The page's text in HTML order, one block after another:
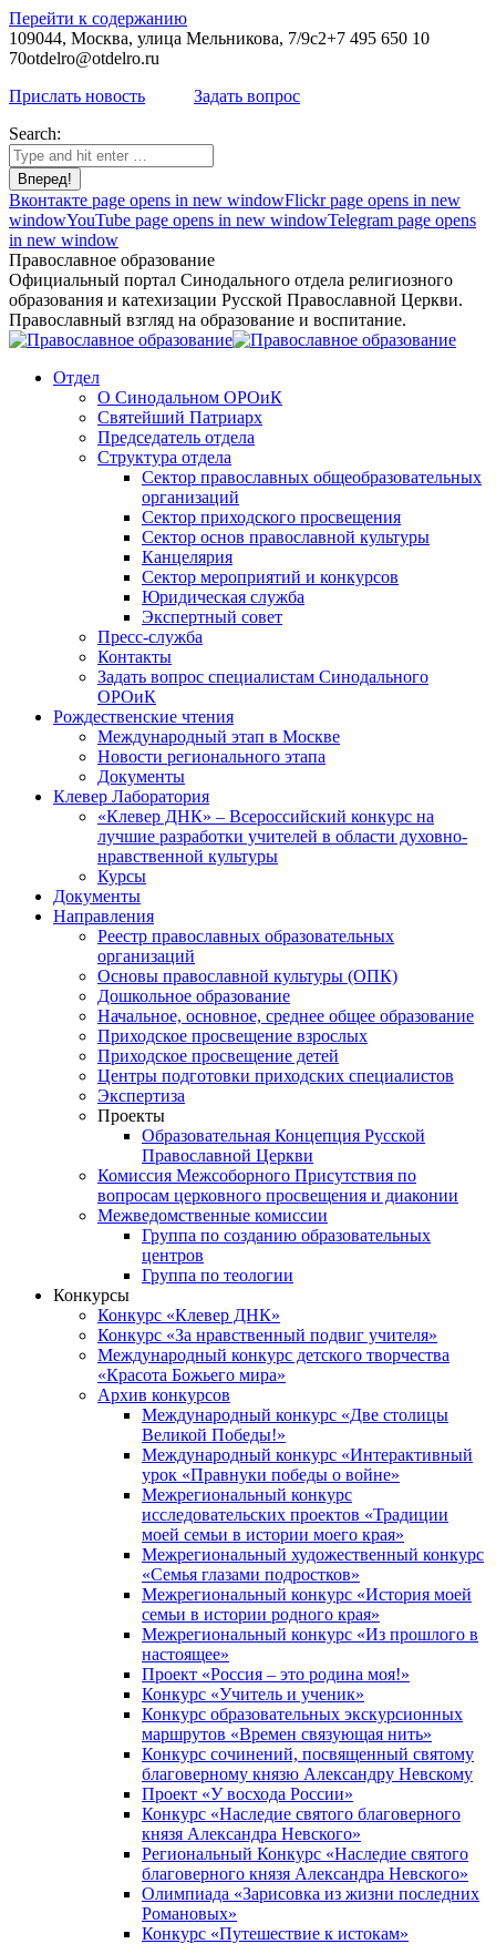
Перейти к содержанию
109044, Москва, улица Мельникова, 7/9с2+7 495 650 10
70otdelro@otdelro.ru
Прислать новость
Задать вопрос
Search:
Вконтакте page opens in new windowFlickr page opens in new
windowYouTube page opens in new windowTelegram page opens
in new window
Православное образование
Официальный портал Синодального отдела религиозного
образования и катехизации Русской Православной Церкви.
Православный взгляд на образование и воспитание.
Отдел
О Синодальном ОРОиК
Святейший Патриарх
Председатель отдела
Структура отдела
Сектор православных общеобразовательных
организаций
Сектор приходского просвещения
Сектор основ православной культуры
Канцелярия
Сектор мероприятий и конкурсов
Юридическая служба
Экспертный совет
Пресс-служба
Контакты
Задать вопрос специалистам Синодального
ОРОиК
Рождественские чтения
Международный этап в Москве
Новости регионального этапа
Документы
Клевер Лаборатория
«Клевер ДНК» – Всероссийский конкурс на
лучшие разработки учителей в области духовно-
нравственной культуры
Курсы
Документы
Направления
Реестр православных образовательных
организаций
Основы православной культуры (ОПК)
Дошкольное образование
Начальное, основное, среднее общее образование
Приходское просвещение взрослых
Приходское просвещение детей
Центры подготовки приходских специалистов
Экспертиза
Проекты
Образовательная Концепция Русской
Православной Церкви
Комиссия Межсоборного Присутствия по
вопросам церковного просвещения и диаконии
Межведомственные комиссии
Группа по созданию образовательных
центров
Группа по теологии
Конкурсы
Конкурс «Клевер ДНК»
Конкурс «За нравственный подвиг учителя»
Международный конкурс детского творчества
«Красота Божьего мира»
Архив конкурсов
Международный конкурс «Две столицы
Великой Победы!»
Международный конкурс «Интерактивный
урок «Правнуки победы о войне»
Межрегиональный конкурс
исследовательских проектов «Традиции
моей семьи в истории моего края»
Межрегиональный художественный конкурс
«Семья глазами подростков»
Межрегиональный конкурс «История моей
семьи в истории родного края»
Межрегиональный конкурс «Из прошлого в
настоящее»
Проект «Россия – это родина моя!»
Конкурс «Учитель и ученик»
Конкурс образовательных экскурсионных
маршрутов «Времен связующая нить»
Конкурс сочинений, посвященный святому
благоверному князю Александру Невскому
Проект «У восхода России»
Конкурс «Наследие святого благоверного
князя Александра Невского»
Региональный Конкурс «Наследие святого
благоверного князя Александра Невского»
Олимпиада «Зарисовка из жизни последних
Романовых»
Конкурс «Путешествие к истокам»